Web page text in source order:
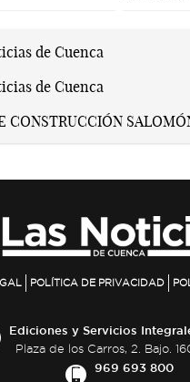
POLÍTICA DE PRIVACIDAD
Ediciones y Servicios
Plaza de los Carros, 2. Bajo.
969 693 800